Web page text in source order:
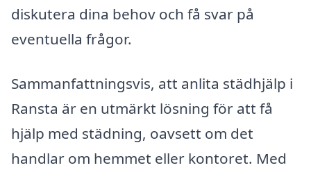
diskutera dina behov och få svar på
eventuella frågor.
Sammanfattningsvis, att anlita städhjälp i
Ransta är en utmärkt lösning för att få
hjälp med städning, oavsett om det
handlar om hemmet eller kontoret. Med